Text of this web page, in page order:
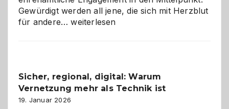
Gewürdigt werden all jene, die sich mit Herzblut
für andere…Kölner
ein
dreifaches
Alaaf!
weiterlesen
Sicher, regional, digital: Warum
Vernetzung mehr als Technik ist
19. Januar 2026